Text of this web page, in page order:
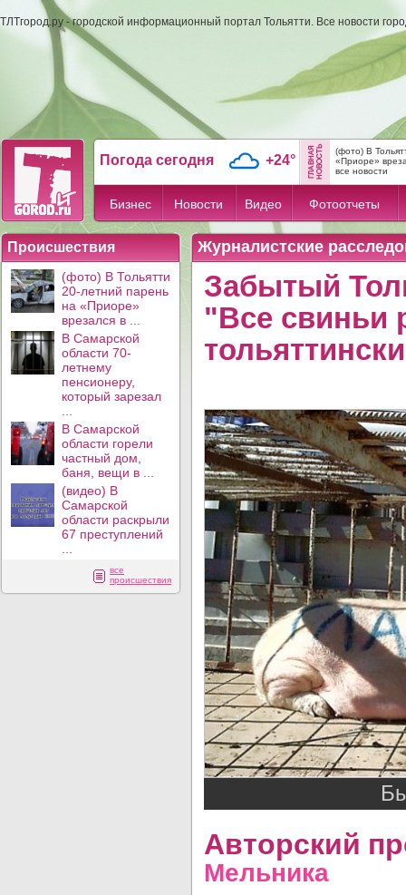
ТЛТгород.ру - городской информационный портал Тольятти. Все новости
Погода сегодня +24°
(фото) В
«Приоре»
все новости
Бизнес Новости Видео Фотоотчеты
Происшествия
(фото) В Тольятти
20-летний парень
на «Приоре»
врезался в ...
В Самарской
области 70-
летнему
пенсионеру,
который зарезал
В Самарской
области горели
частный дом,
баня, вещи в ...
(видео) В
Самарской
области раскрыли
67 преступлений
все
происшествия
Журналистские
Забытый
"Все свиньи
тольяттински
Авторский
Мельника